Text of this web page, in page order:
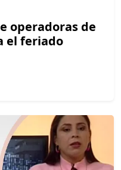
operadoras de
el feriado